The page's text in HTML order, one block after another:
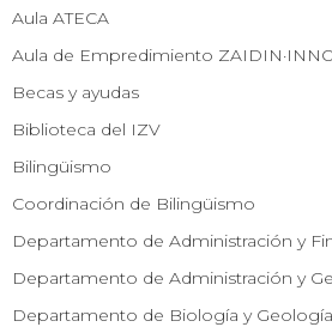
Aula ATECA
Aula de Empredimiento
Becas y ayudas
Biblioteca del IZV
Bilingüismo
Coordinación de Bilingüismo
Departamento de Administración y
Departamento de Administración y
Departamento de Biología y Geología